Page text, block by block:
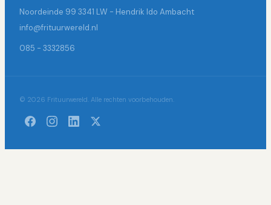
Noordeinde 99 3341 LW - Hendrik Ido Ambacht
info@frituurwereld.nl
085 - 3332856
© 2026 Frituurwereld. Alle rechten voorbehouden.